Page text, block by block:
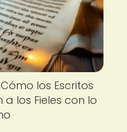
los Escritos
los Fieles con lo